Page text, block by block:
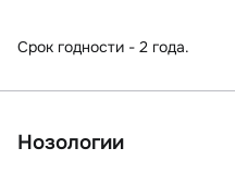
Срок годности - 2 года.
Нозологии